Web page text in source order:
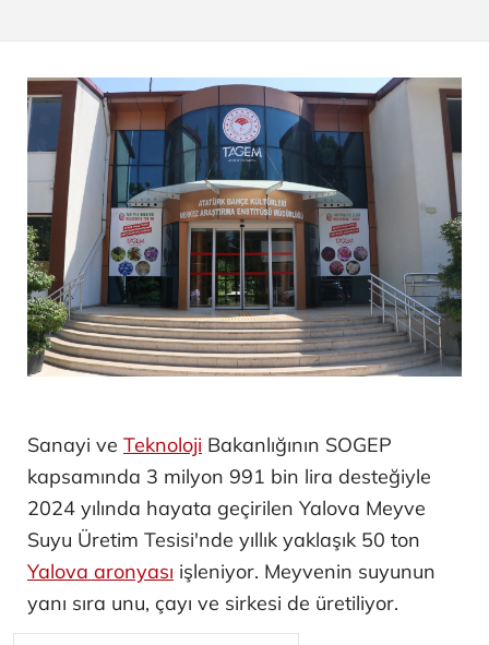
Sanayi ve Teknoloji Bakanlığının SOGEP
kapsamında 3 milyon 991 bin lira desteğiyle
2024 yılında hayata geçirilen Yalova Meyve
Suyu Üretim Tesisi'nde yıllık yaklaşık 50 ton
Yalova aronyası işleniyor. Meyvenin suyunun
yanı sıra unu, çayı ve sirkesi de üretiliyor.